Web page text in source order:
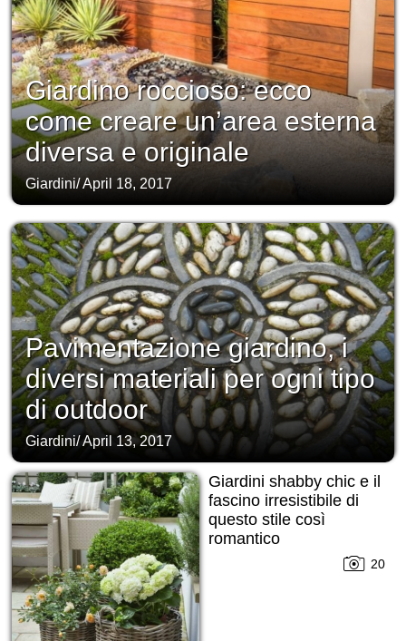
Giardino roccioso: ecco
come creare un’area esterna
diversa e originale
Giardini/April 18, 2017
Pavimentazione giardino, i
diversi materiali per ogni tipo
di outdoor
Giardini/April 13, 2017
Giardini shabby chic e il
fascino irresistibile di
questo stile così
romantico
20